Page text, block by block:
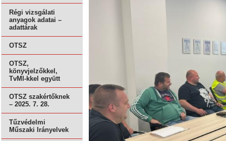
Régi vizsgálati
anyagok adatai –
adattárak
OTSZ
OTSZ,
könyvjelzőkkel,
TvMI-kkel együtt
OTSZ szakértőknek
– 2025. 7. 28.
Tűzvédelmi
Műszaki Irányelvek